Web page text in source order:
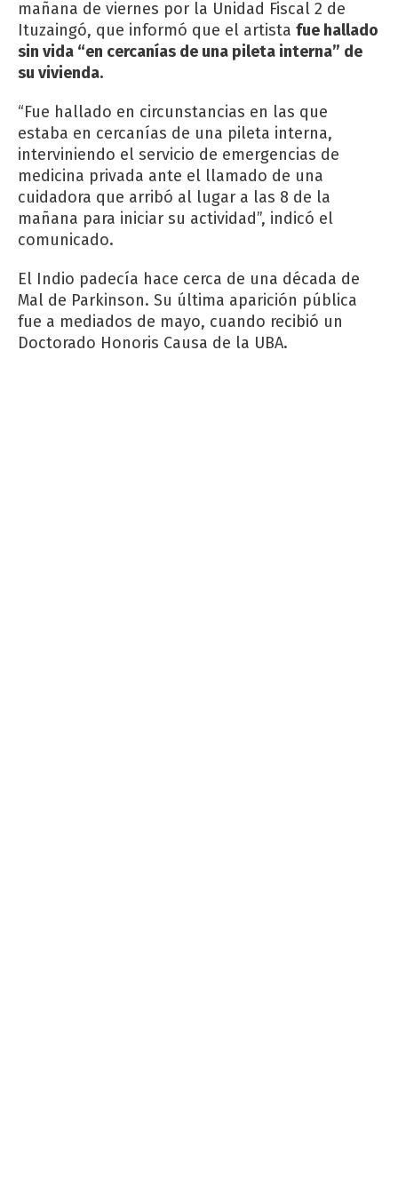
mañana de viernes por la Unidad Fiscal 2 de
Ituzaingó, que informó que el artista fue hallado
sin vida “en cercanías de una pileta interna” de
su vivienda.
“Fue hallado en circunstancias en las que
estaba en cercanías de una pileta interna,
interviniendo el servicio de emergencias de
medicina privada ante el llamado de una
cuidadora que arribó al lugar a las 8 de la
mañana para iniciar su actividad”, indicó el
comunicado.
El Indio padecía hace cerca de una década de
Mal de Parkinson. Su última aparición pública
fue a mediados de mayo, cuando recibió un
Doctorado Honoris Causa de la UBA.